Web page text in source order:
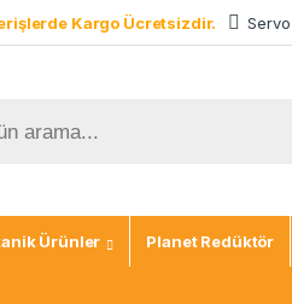
Kargo Ücretsizdir.
Ürünler Planet Redüktör